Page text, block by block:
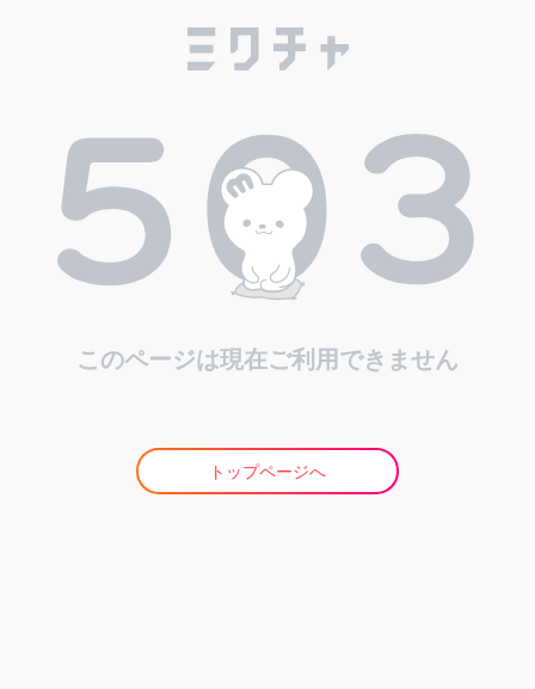
このページは現在ご利用できません